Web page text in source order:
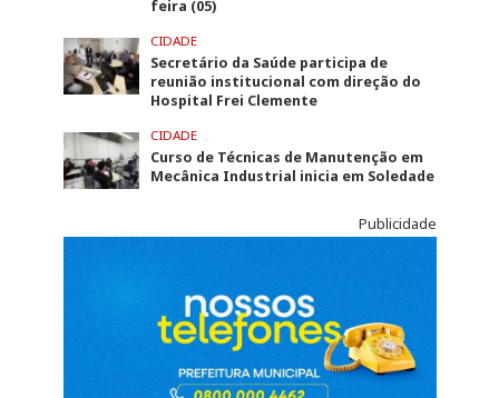
feira (05)
CIDADE
Secretário da Saúde participa de
reunião institucional com direção do
Hospital Frei Clemente
CIDADE
Curso de Técnicas de Manutenção em
Mecânica Industrial inicia em Soledade
Publicidade